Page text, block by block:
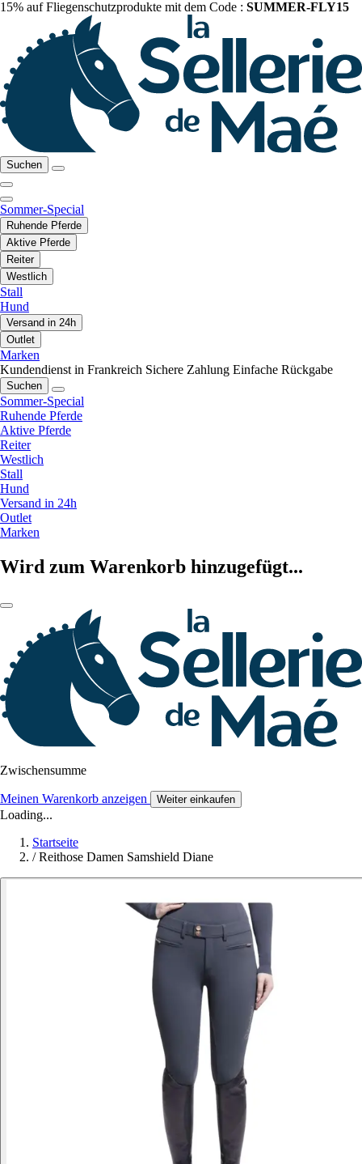
15% auf Fliegenschutzprodukte mit dem Code : SUMMER-FLY15
Suchen
Sommer-Special
Ruhende Pferde
Aktive Pferde
Reiter
Westlich
Stall
Hund
Versand in 24h
Outlet
Marken
Kundendienst in Frankreich Sichere Zahlung Einfache Rückgabe
Suchen
Sommer-Special
Ruhende Pferde
Aktive Pferde
Reiter
Westlich
Stall
Hund
Versand in 24h
Outlet
Marken
Wird zum Warenkorb hinzugefügt...
Zwischensumme
Meinen Warenkorb anzeigen Weiter einkaufen
Loading...
Startseite
/ Reithose Damen Samshield Diane